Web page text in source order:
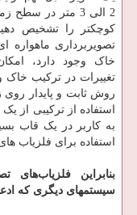
2 الی 3 متر در
کوچکتر را تشخیص
تصویربرداری ماهواره
خاک وجود دارد،
تغییرات در ترکیب خاک
روش ثابت و پایدار روی
استفاده از ترکیبی از یک
به کاربر در یک قاب
استفاده برای فلزیاب
بنابراین
سیستمهای دیگری که